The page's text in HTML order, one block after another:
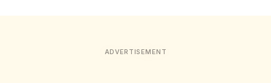
ADVERTISEMENT